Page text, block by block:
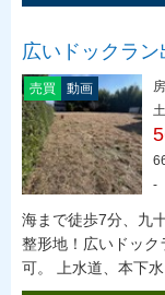
広いドックラ
売買 動画
-
海まで徒歩7分、九
整形地！広いドック
可。 上水道、本下